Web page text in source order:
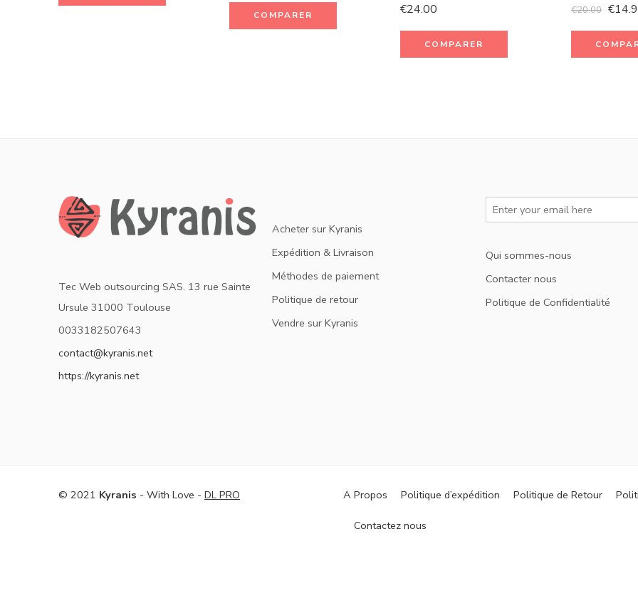
COMPARER €24.00
COMPARER
€20.00 €
Tec Web outsourcing SAS. 13 rue Sainte
Ursule 31000 Toulouse
0033182507643
contact@kyranis.net
https://kyranis.net
Acheter sur Kyranis
Expédition & Livraison
Méthodes de paiement
Politique de retour
Vendre sur Kyranis
Qui sommes-nous
Contacter nous
Politique de Confidentialité
© 2021 Kyranis - With Love - DL PRO A Propos Politique d’expédition Politique de Retour
Contactez nous